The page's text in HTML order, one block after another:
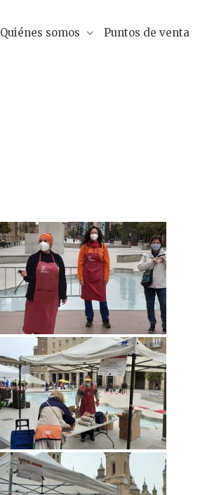
Quiénes somos Puntos de venta